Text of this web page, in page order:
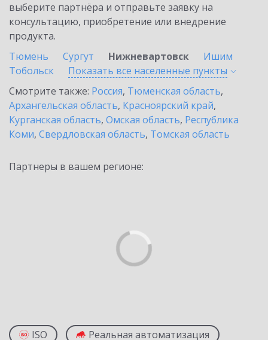
выберите партнёра и отправьте заявку на
консультацию, приобретение или внедрение
продукта.
Тюмень
Сургут Нижневартовск
Ишим
Тобольск
Показать все населенные пункты
Смотрите также: Россия, Тюменская область,
Архангельская область, Красноярский край,
Курганская область, Омская область, Республика
Коми, Свердловская область, Томская область
Партнеры в вашем регионе:
ISO Реальная автоматизация